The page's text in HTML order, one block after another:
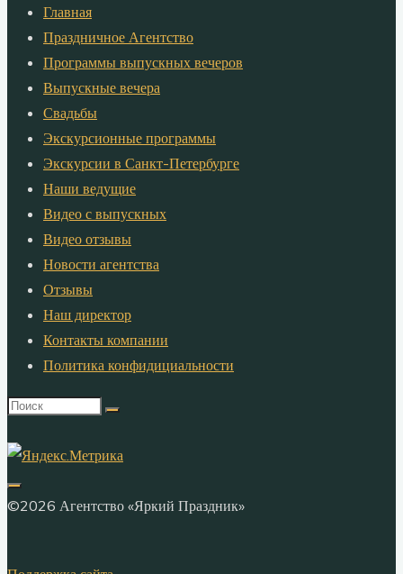
Главная
Праздничное Агентство
Программы выпускных вечеров
Выпускные вечера
Свадьбы
Экскурсионные программы
Экскурсии в Санкт-Петербурге
Наши ведущие
Видео с выпускных
Видео отзывы
Новости агентства
Отзывы
Наш директор
Контакты компании
Политика конфидициальности
Что
©2026 Агентство «Яркий Праздник»